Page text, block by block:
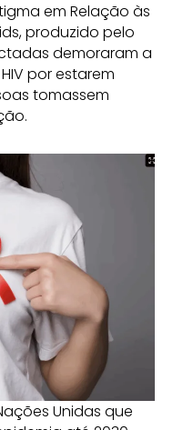
em Relação às
produzido pelo
demoraram a
por estarem
tomassem
Unidas que